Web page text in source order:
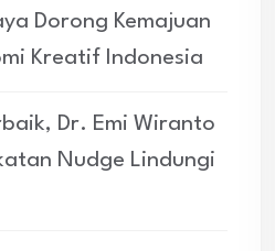
Dorong Kemajuan
Kreatif Indonesia
Dr. Emi Wiranto
Nudge Lindungi